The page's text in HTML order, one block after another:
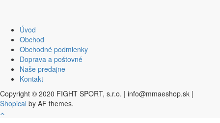
Úvod
Obchod
Obchodné podmienky
Doprava a poštovné
Naše predajne
Kontakt
Copyright © 2020 FIGHT SPORT, s.r.o. | info@mmaeshop.sk |
Shopical by AF themes.